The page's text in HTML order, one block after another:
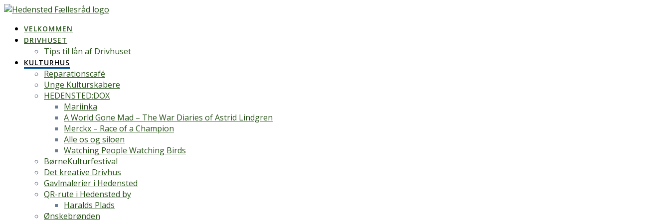
Skip
contentVELKOMMEN
DRIVHUSET
Tips til lån af Drivhuset
KULTURHUS
Reparationscafé
Unge Kulturskabere
HEDENSTED:DOX
Mariinka
A World Gone Mad – The War Diaries of Astrid Lindgren
Merckx – Race of a Champion
Alle os og siloen
Watching People Watching Birds
BørneKulturfestival
Det kreative Drivhus
Gavlmalerier i Hedensted
QR-rute i Hedensted by
Haralds Plads
Ønskebrønden